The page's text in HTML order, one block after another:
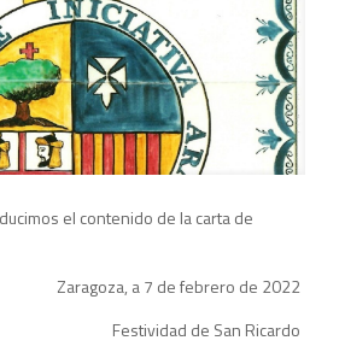
el contenido de la carta de
Zaragoza, a 7 de febrero de 2022
Festividad de San Ricardo